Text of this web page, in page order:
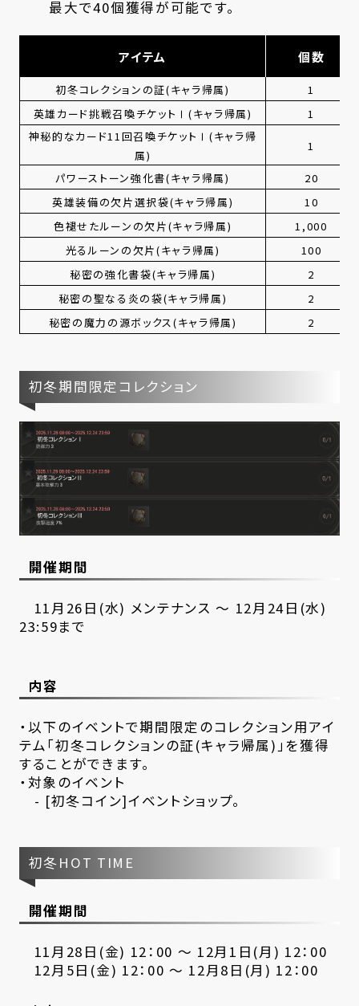
最大で40個獲得が可能です。
アイテム 個数
初冬コレクションの証(キャラ帰属)
1
英雄カード挑戦召喚チケットⅠ(キャラ帰属)
1
神秘的なカード11回召喚チケットⅠ(キャラ帰
属)
1
パワーストーン強化書(キャラ帰属)
20
英雄装備の欠片選択袋(キャラ帰属)
10
色褪せたルーンの欠片(キャラ帰属)
1,000
光るルーンの欠片(キャラ帰属)
100
秘密の強化書袋(キャラ帰属)
2
秘密の聖なる炎の袋(キャラ帰属)
2
秘密の魔力の源ボックス(キャラ帰属)
2
初冬期間限定コレクション
開催期間
11月26日(水) メンテナンス ～ 12月24日(水)
23:59まで
内容
・以下のイベントで期間限定のコレクション用アイ
テム「初冬コレクションの証(キャラ帰属)」を獲得
することができます。
・対象のイベント
- [初冬コイン]イベントショップ。
初冬HOT TIME
開催期間
11月28日(金) 12：00 ～ 12月1日(月) 12：00
12月5日(金) 12：00 ～ 12月8日(月) 12：00